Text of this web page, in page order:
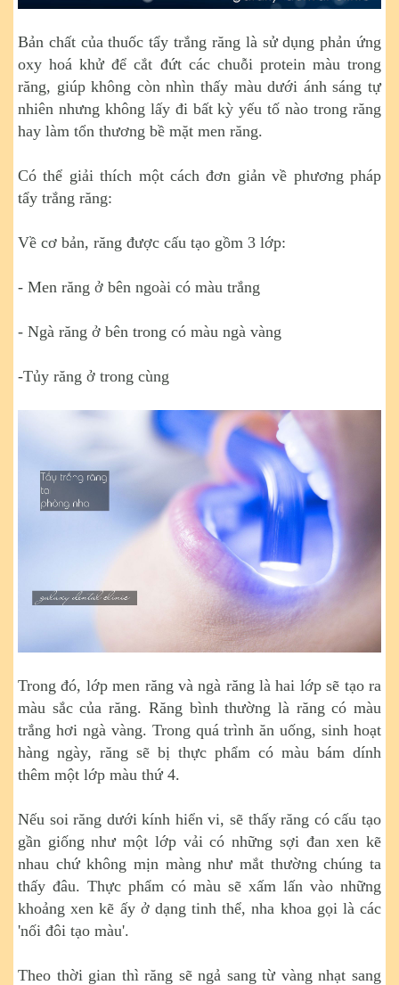
Bản chất của thuốc tẩy trắng răng là sử dụng phản ứng
oxy hoá khử để cắt đứt các chuỗi protein màu trong
răng, giúp không còn nhìn thấy màu dưới ánh sáng tự
nhiên nhưng không lấy đi bất kỳ yếu tố nào trong răng
hay làm tổn thương bề mặt men răng.
Có thể giải thích một cách đơn giản về phương pháp
tẩy trắng răng:
Về cơ bản, răng được cấu tạo gồm 3 lớp:
- Men răng ở bên ngoài có màu trắng
- Ngà răng ở bên trong có màu ngà vàng
-Tủy răng ở trong cùng
Trong đó, lớp men răng và ngà răng là hai lớp sẽ tạo ra
màu sắc của răng. Răng bình thường là răng có màu
trắng hơi ngà vàng. Trong quá trình ăn uống, sinh hoạt
hàng ngày, răng sẽ bị thực phẩm có màu bám dính
thêm một lớp màu thứ 4.
Nếu soi răng dưới kính hiển vi, sẽ thấy răng có cấu tạo
gần giống như một lớp vải có những sợi đan xen kẽ
nhau chứ không mịn màng như mắt thường chúng ta
thấy đâu. Thực phẩm có màu sẽ xấm lấn vào những
khoảng xen kẽ ấy ở dạng tinh thể, nha khoa gọi là các
'nối đôi tạo màu'.
Theo thời gian thì răng sẽ ngả sang từ vàng nhạt sang